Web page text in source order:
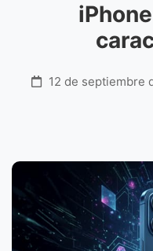
12 de septiembre